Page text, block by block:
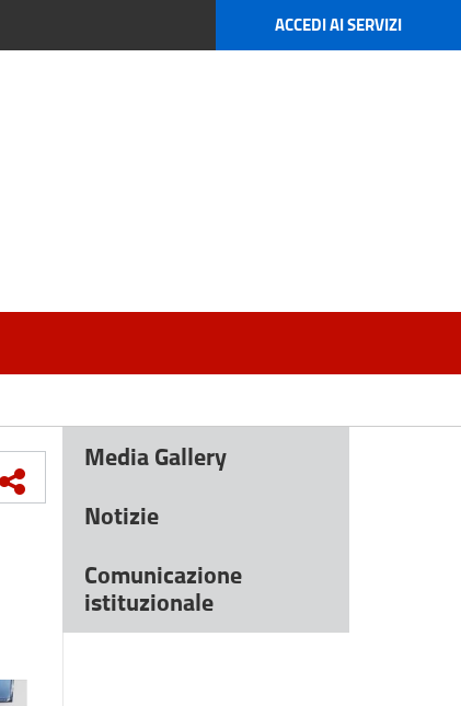
ACCEDI AI SERVIZI
Media Gallery
Notizie
Comunicazione
istituzionale